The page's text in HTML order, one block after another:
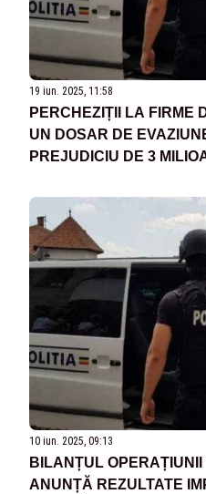
19 iun. 2025, 11:58
PERCHEZIȚII LA FIRME
UN DOSAR DE
PREJUDICIU DE 3
10 iun. 2025, 09:13
BILANȚUL OPERAȚIUNII
ANUNȚĂ REZULTATE